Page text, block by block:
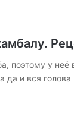
поэтому у неё
да и вся голова